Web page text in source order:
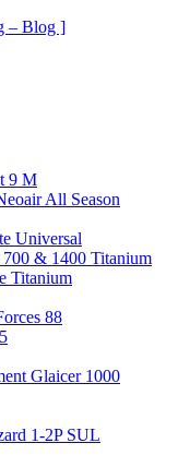
– Blog ]
9 M
All Season
Universal
700 & 1400 Titanium
Titanium
88
Glaicer 1000
1-2P SUL